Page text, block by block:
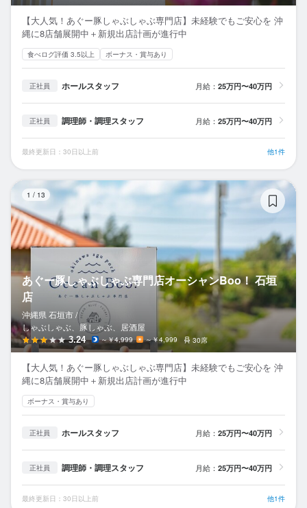
【大人気！あぐー豚しゃぶしゃぶ専門店】未経験でもご安心を 沖
縄に8店舗展開中＋新規出店計画が進行中
食べログ評価 3.5以上 ボーナス・賞与あり
正社員 ホールスタッフ 月給： 25万円〜40万円
正社員 調理師・調理スタッフ 月給： 25万円〜40万円
最終更新日：30日以上前 他1件
1 / 13
あぐー豚しゃぶしゃぶ専門店オーシャンBoo！ 石垣
店
沖縄県 石垣市 /
しゃぶしゃぶ、豚しゃぶ、居酒屋
3.24 ～￥4,999 ～￥4,999 30席
【大人気！あぐー豚しゃぶしゃぶ専門店】未経験でもご安心を 沖
縄に8店舗展開中＋新規出店計画が進行中
ボーナス・賞与あり
正社員 ホールスタッフ 月給： 25万円〜40万円
正社員 調理師・調理スタッフ 月給： 25万円〜40万円
最終更新日：30日以上前 他1件